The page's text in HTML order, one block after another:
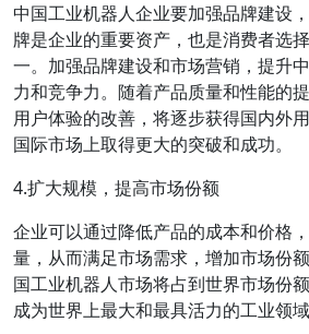
中国工业机器人企业要加强品牌建设
牌是企业的重要资产，也是消费者选
一。加强品牌建设和市场营销，提升
力和竞争力。随着产品质量和性能的
用户体验的改善，将逐步获得国内外
国际市场上取得更大的突破和成功。
4.扩大规模，提高市场份额
企业可以通过降低产品的成本和价格
量，从而满足市场需求，增加市场份
国工业机器人市场将占到世界市场份
成为世界上最大和最具活力的工业领域